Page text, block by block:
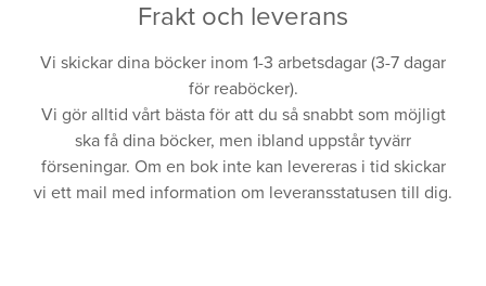
Frakt och leverans
Vi skickar dina böcker inom 1-3 arbetsdagar (3-7 dagar
för reaböcker).
Vi gör alltid vårt bästa för att du så snabbt som möjligt
ska få dina böcker, men ibland uppstår tyvärr
förseningar. Om en bok inte kan levereras i tid skickar
vi ett mail med information om leveransstatusen till dig.